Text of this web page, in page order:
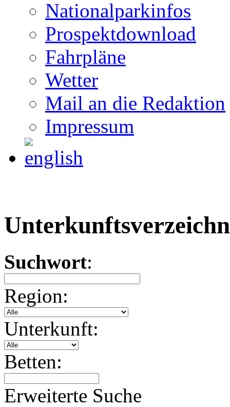
Nationalparkinfos
Prospektdownload
Fahrpläne
Wetter
Mail an die Redaktion
Impressum
Suchwort:
Region:
Unterkunft:
Betten:
Erweiterte Suche